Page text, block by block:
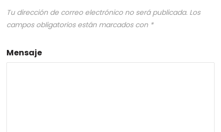
Tu dirección de correo electrónico no será publicada. Los
campos obligatorios están marcados con *
Mensaje